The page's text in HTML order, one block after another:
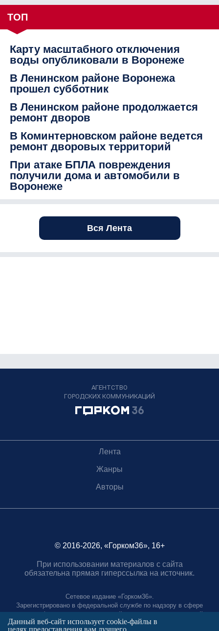
ТОП
Карту масштабного отключения
воды опубликовали в Воронеже
В Ленинском районе Воронежа
прошел субботник
В Ленинском районе продолжается
ремонт дворов
В Коминтерновском районе ведется
ремонт дворовых территорий
При атаке БПЛА повреждения
получили дома и автомобили в
Воронеже
Вся Лента
АГЕНТСТВО
ГОРОДСКИХ КОММУНИКАЦИЙ
Лента
Жанры
Авторы
© 2016-2026, «Горком36», 16+
При использовании материалов с сайта
обязательна прямая гиперссылка на источник.
Сетевое издание «Горком36».
Зарегистрировано в федеральной службе по надзору в сфере
связи, информационных технологий и массовых коммуникаций.
Регистрационный номер ЭЛ № ФС77-88966 от 21 января 2025 г.
Данный веб-сайт использует cookie-файлы в
целях предоставления вам лучшего